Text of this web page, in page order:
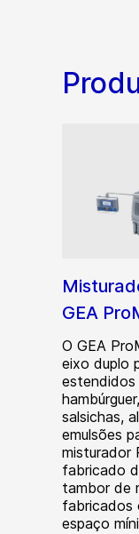
GEA
O GEA
eixo duplo
salsichas,
emulsões
misturador
fabricado
tambor de
fabricados
espaço